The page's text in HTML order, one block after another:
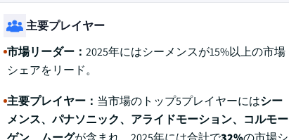
主要プレイヤー
市場リーダー： 2025年にはシーメンスが15%以上の市場
シェアをリード。
主要プレイヤー： 当市場のトップ5プレイヤーにはシー
メンス、パナソニック、アライドモーション、コルモー